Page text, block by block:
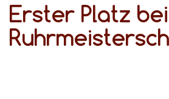
Erster Platz